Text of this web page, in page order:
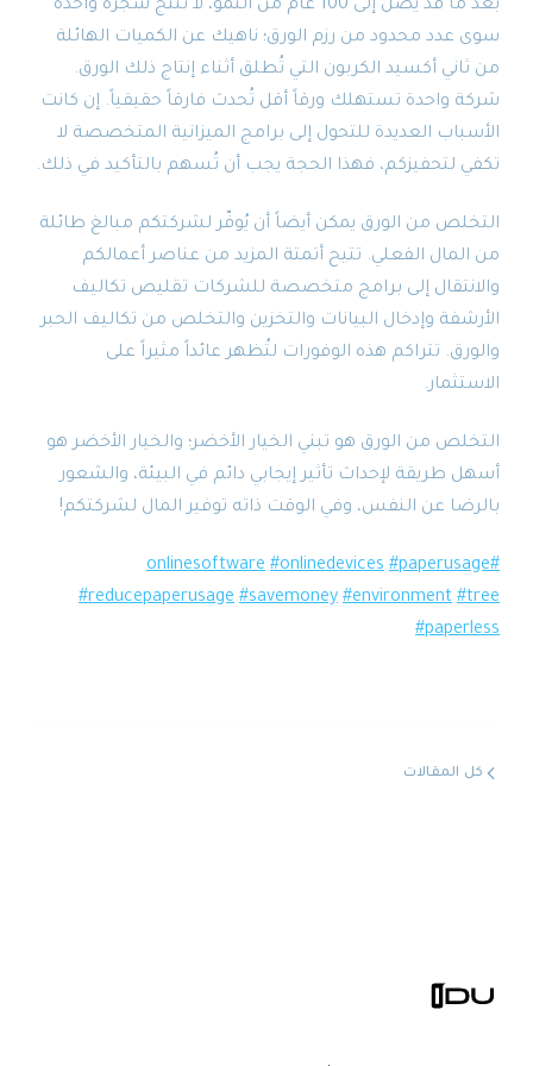
بعد ما قد يصل إلى 100 عام من النمو، لا تُنتج شجرة واحدة
سوى عدد محدود من رزم الورق؛ ناهيك عن الكميات الهائلة
من ثاني أكسيد الكربون التي تُطلق أثناء إنتاج ذلك الورق.
شركة واحدة تستهلك ورقاً أقل تُحدث فارقاً حقيقياً. إن كانت
الأسباب العديدة للتحول إلى برامج الميزانية المتخصصة لا
تكفي لتحفيزكم، فهذا الحجة يجب أن تُسهم بالتأكيد في ذلك.
التخلص من الورق يمكن أيضاً أن يُوفّر لشركتكم مبالغ طائلة
من المال الفعلي. تتيح أتمتة المزيد من عناصر أعمالكم
والانتقال إلى برامج متخصصة للشركات تقليص تكاليف
الأرشفة وإدخال البيانات والتخزين والتخلص من تكاليف الحبر
والورق. تتراكم هذه الوفورات لتُظهر عائداً مثيراً على
الاستثمار.
التخلص من الورق هو تبني الخيار الأخضر؛ والخيار الأخضر هو
أسهل طريقة لإحداث تأثير إيجابي دائم في البيئة، والشعور
بالرضا عن النفس، وفي الوقت ذاته توفير المال لشركتكم!
#onlinesoftware
#onlinedevices #paperusage
#reducepaperusage #savemoney #environment #tree
#paperless
كل المقالات